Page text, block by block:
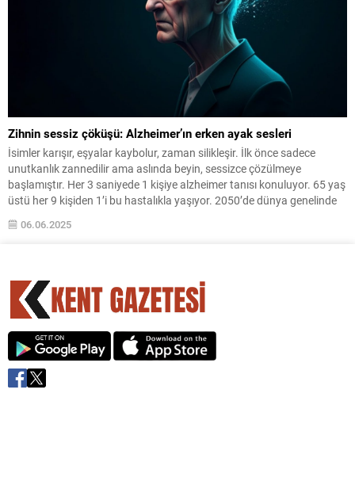
Zihnin sessiz çöküşü: Alzheimer’ın erken ayak sesleri
İsimler karışır, eşyalar kaybolur, zaman silikleşir. İlk önce sadece
unutkanlık zannedilir ama aslında beyin, sessizce çözülmeye
başlamıştır. Her 3 saniyede 1 kişiye alzheimer tanısı konuluyor. 65 yaş
üstü her 9 kişiden 1’i bu hastalıkla yaşıyor. 2050’de dünya genelinde
06.06.2025